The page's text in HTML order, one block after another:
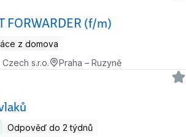
FORWARDER (f/m)
z domova
s.r.o.
Praha – Ruzyně
Odpověď do 2 týdnů